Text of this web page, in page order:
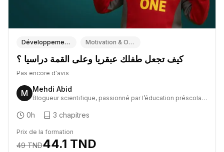
Développement Personnel & Bien-être Motivation & Objectifs de vie
كيف تجعل طفلك عبقريا وعلى القمة دراسيا ؟
Pas encore d'avis
M Mehdi Abid
Blogueur scientifique, passionné par l’éducation préscolaire et le développement de micro-projets partant de zéro.
0h 3 chapitres
Prix de la formation
49TND44.1 TND